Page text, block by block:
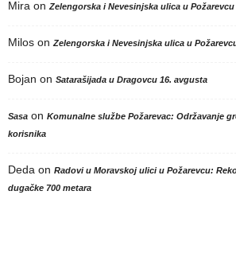
Mira on Zelengorska i Nevesinjska ulica u
Milos on Zelengorska i Nevesinjska ulica u
Bojan on Satarašijada u Dragovcu 16. avgusta
Sasa on Komunalne službe Požarevac: Održavanje
korisnika
Deda on Radovi u Moravskoj ulici u Požarevcu:
dugačke 700 metara